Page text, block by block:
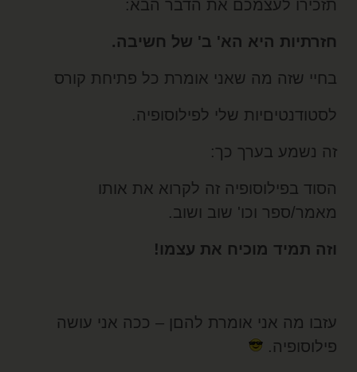
לעצמכם את הדבר הבא:
היא הא' ב' של חשיבה.
שזה מה שאני אומרת כל פתיחת קורס
שלי לפילוסופיה.
נשמע בערך כך:
בפילוסופיה זה לקרוא את אותו
ספר וכו' שוב ושוב.
תמיד מוכיח את עצמו!
מה אני אומרת להםן – ככה אני עושה